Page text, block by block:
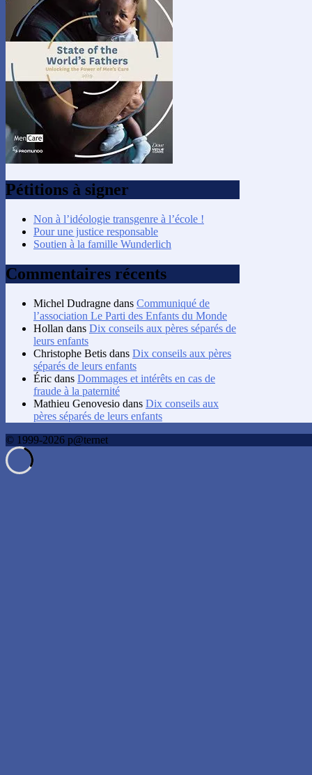
Pétitions à signer
Non à l’idéologie transgenre à l’école !
Pour une justice responsable
Soutien à la famille Wunderlich
Commentaires récents
Michel Dudragne dans Communiqué de
l’association Le Parti des Enfants du Monde
Hollan dans Dix conseils aux pères séparés de
leurs enfants
Christophe Betis dans Dix conseils aux pères
séparés de leurs enfants
Éric dans Dommages et intérêts en cas de
fraude à la paternité
Mathieu Genovesio dans Dix conseils aux
pères séparés de leurs enfants
© 1999-2026 p@ternet